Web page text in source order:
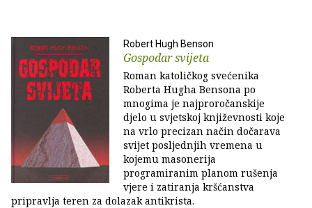
Robert Hugh Benson
Gospodar svijeta
Roman katoličkog svećenika
Roberta Hugha Bensona po
mnogima je najproročanskije
djelo u svjetskoj književnosti koje
na vrlo precizan način dočarava
svijet posljednjih vremena u
kojemu masonerija
programiranim planom rušenja
vjere i zatiranja kršćanstva
pripravlja teren za dolazak antikrista.